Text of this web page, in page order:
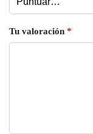
Tu valoración *